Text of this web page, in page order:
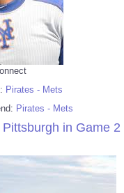
Pirates - Mets
Pirates - Mets
Pittsburgh in Game